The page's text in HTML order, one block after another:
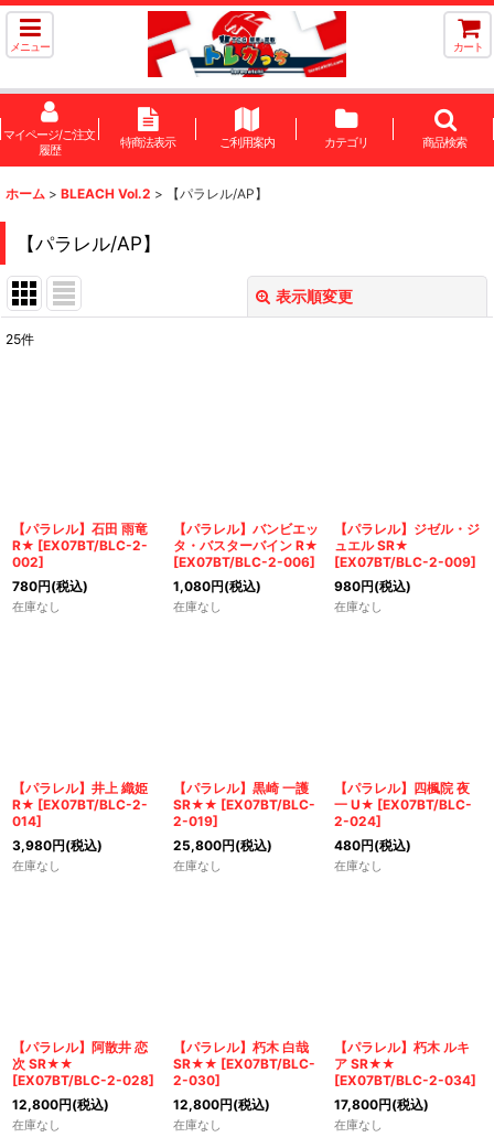
メニュー カート
マイページ/ご注文
履歴
特商法表示 ご利用案内 カテゴリ 商品検索
ホーム > BLEACH Vol.2 > 【パラレル/AP】
【パラレル/AP】
表示順変更
絞り込む
25件
【パラレル】石田 雨竜
R★ [EX07BT/BLC-2-
002]
780円(税込)
在庫なし
【パラレル】バンビエッ
タ・バスターバイン R★
[EX07BT/BLC-2-006]
1,080円(税込)
在庫なし
【パラレル】ジゼル・ジ
ュエル SR★
[EX07BT/BLC-2-009]
980円(税込)
在庫なし
【パラレル】井上 織姫
R★ [EX07BT/BLC-2-
014]
3,980円(税込)
在庫なし
【パラレル】黒崎 一護
SR★★ [EX07BT/BLC-
2-019]
25,800円(税込)
在庫なし
【パラレル】四楓院 夜
一 U★ [EX07BT/BLC-
2-024]
480円(税込)
在庫なし
【パラレル】阿散井 恋
次 SR★★
[EX07BT/BLC-2-028]
12,800円(税込)
在庫なし
【パラレル】朽木 白哉
SR★★ [EX07BT/BLC-
2-030]
12,800円(税込)
在庫なし
【パラレル】朽木 ルキ
ア SR★★
[EX07BT/BLC-2-034]
17,800円(税込)
在庫なし